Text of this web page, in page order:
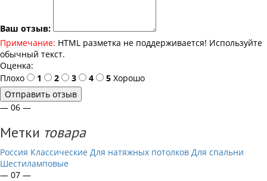
Ваш отзыв:
Примечание: HTML разметка не поддерживается! Используйте
обычный текст.
Оценка:
Плохо
1 2 3 4 5 Хорошо
Отправить отзыв
— 06 —
Метки товара
Россия Классические Для натяжных потолков Для спальни
Шестиламповые
— 07 —